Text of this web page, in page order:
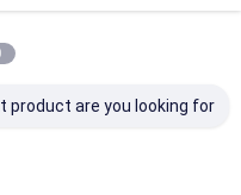
product are you looking for?